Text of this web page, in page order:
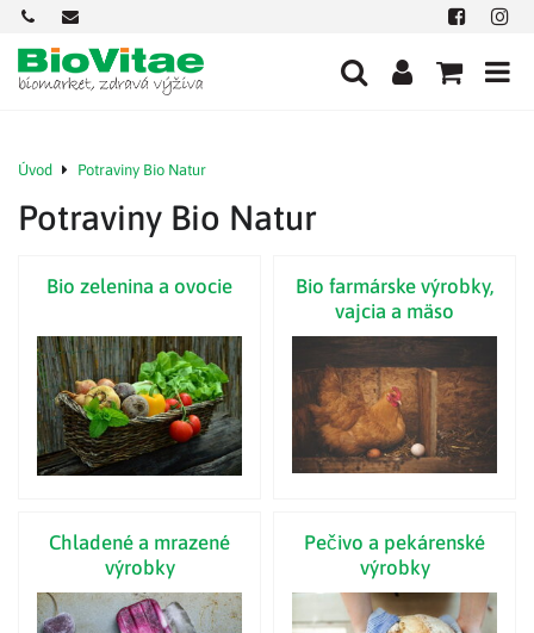
+421
901
712
584
office@biovitae.sk Facebook
Úvod Potraviny Bio Natur
Potraviny Bio Natur
Bio zelenina a ovocie
Bio farmárske výrobky,
vajcia a mäso
Chladené a mrazené
výrobky
Pečivo a pekárenské
výrobky